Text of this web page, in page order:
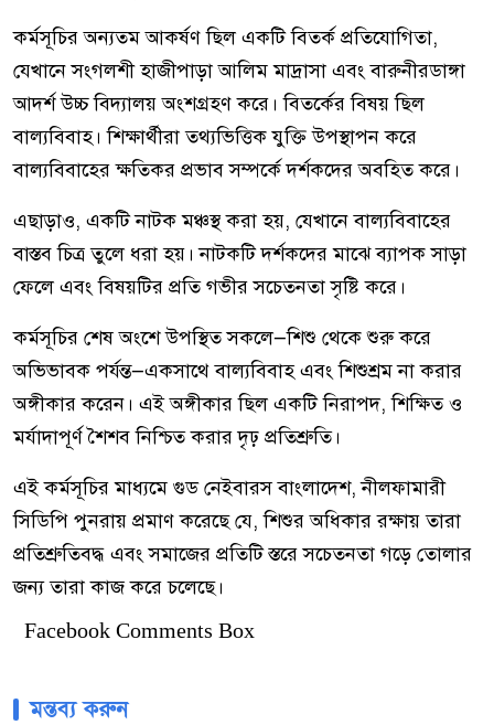
কর্মসূচির অন্যতম আকর্ষণ ছিল একটি বিতর্ক প্রতিযোগিতা,
যেখানে সংগলশী হাজীপাড়া আলিম মাদ্রাসা এবং বারুনীরডাঙ্গা
আদর্শ উচ্চ বিদ্যালয় অংশগ্রহণ করে। বিতর্কের বিষয় ছিল
বাল্যবিবাহ। শিক্ষার্থীরা তথ্যভিত্তিক যুক্তি উপস্থাপন করে
বাল্যবিবাহের ক্ষতিকর প্রভাব সম্পর্কে দর্শকদের অবহিত করে।
এছাড়াও, একটি নাটক মঞ্চস্থ করা হয়, যেখানে বাল্যবিবাহের
বাস্তব চিত্র তুলে ধরা হয়। নাটকটি দর্শকদের মাঝে ব্যাপক সাড়া
ফেলে এবং বিষয়টির প্রতি গভীর সচেতনতা সৃষ্টি করে।
কর্মসূচির শেষ অংশে উপস্থিত সকলে—শিশু থেকে শুরু করে
অভিভাবক পর্যন্ত—একসাথে বাল্যবিবাহ এবং শিশুশ্রম না করার
অঙ্গীকার করেন। এই অঙ্গীকার ছিল একটি নিরাপদ, শিক্ষিত ও
মর্যাদাপূর্ণ শৈশব নিশ্চিত করার দৃঢ় প্রতিশ্রুতি।
এই কর্মসূচির মাধ্যমে গুড নেইবারস বাংলাদেশ, নীলফামারী
সিডিপি পুনরায় প্রমাণ করেছে যে, শিশুর অধিকার রক্ষায় তারা
প্রতিশ্রুতিবদ্ধ এবং সমাজের প্রতিটি স্তরে সচেতনতা গড়ে তোলার
জন্য তারা কাজ করে চলেছে।
Facebook Comments Box
মন্তব্য করুন